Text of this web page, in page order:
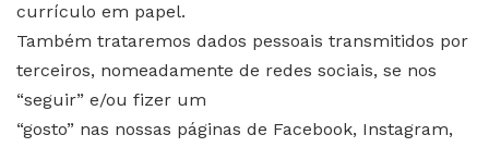
currículo em papel.
Também trataremos dados pessoais transmitidos por
terceiros, nomeadamente de redes sociais, se nos
“seguir” e/ou fizer um
“gosto” nas nossas páginas de Facebook, Instagram,